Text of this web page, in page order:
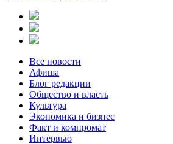
Все новости
Афиша
Блог редакции
Общество и власть
Культура
Экономика и бизнес
Факт и компромат
Интервью